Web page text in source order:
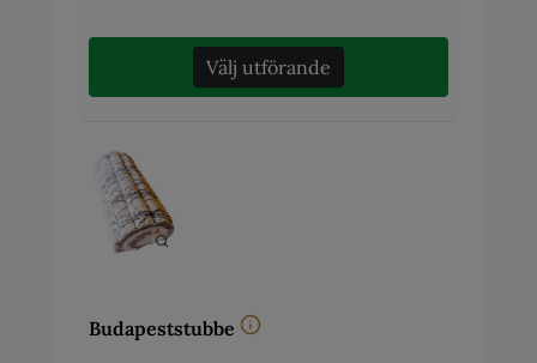
Välj utförande
Budapeststubbe